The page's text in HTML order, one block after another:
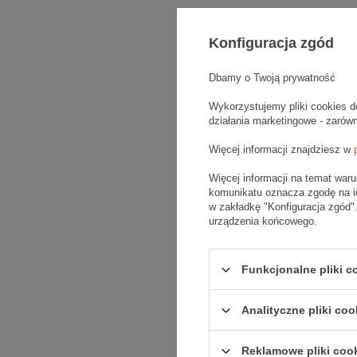
Konfiguracja zgód
Dbamy o Twoją prywatność
Wykorzystujemy pliki cookies
działania marketingowe -
Więcej informacji znajdziesz w
Więcej informacji na temat
komunikatu oznacza zgodę na
w zakładkę "Konfiguracja
urządzenia końcowego.
Funkcjonalne pliki
Analityczne pliki
Reklamowe pliki